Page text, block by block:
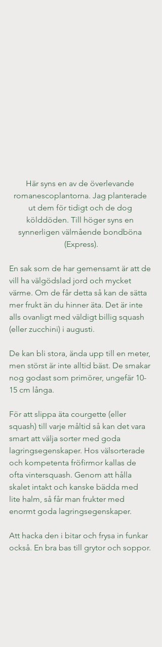
Här syns en av de överlevande
romanescoplantorna. Jag planterade
ut dem för tidigt och de dog
kölddöden. Till höger syns en
synnerligen välmående bondböna
(Express).
En sak som de har gemensamt är att de
vill ha välgödslad jord och mycket
värme. Om de får detta så kan de sätta
mer frukt än du hinner äta. Det är inte
alls ovanligt med väldigt billig squash
(eller zucchini) i augusti.
De kan bli stora, ända upp till en meter,
men störst är inte alltid bäst. De smakar
nog godast som primörer, ungefär 10-
15 cm långa.
För att slippa äta courgette (eller
squash) till varje måltid så kan det vara
smart att välja sorter med goda
lagringsegenskaper. Hos välsorterade
och kompetenta fröfirmor kallas de
ofta vintersquash. Genom att hålla
skalet intakt och kanske bädda med
lite halm, så får man frukter med
enormt goda lagringsegenskaper.
Att hacka den i bitar och frysa in funkar
också. En bra bas till grytor och soppor.